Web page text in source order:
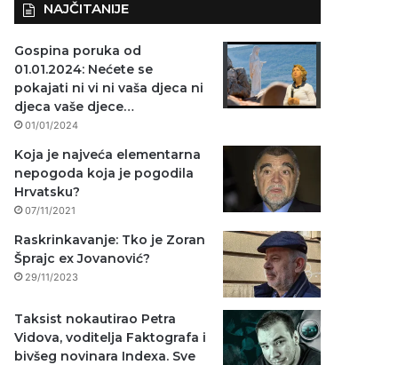
NAJČITANIJE
Gospina poruka od
01.01.2024: Nećete se
pokajati ni vi ni vaša djeca ni
djeca vaše djece…
01/01/2024
Koja je najveća elementarna
nepogoda koja je pogodila
Hrvatsku?
07/11/2021
Raskrinkavanje: Tko je Zoran
Šprajc ex Jovanović?
29/11/2023
Taksist nokautirao Petra
Vidova, voditelja Faktografa i
bivšeg novinara Indexa. Sve